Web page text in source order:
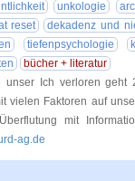
unkologie
reset
dekadenz und
tiefenpsychologie
bücher + literatur
unser Ich verloren
vielen Faktoren auf
mit
ag.de